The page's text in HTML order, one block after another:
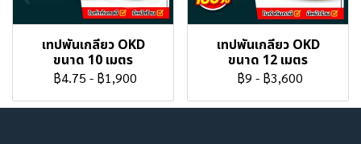
เทปพันเกลียว OKD
ขนาด 10 เมตร
฿4.75 - ฿1,900
เทปพันเกลียว OKD
ขนาด 12 เมตร
฿9 - ฿3,600